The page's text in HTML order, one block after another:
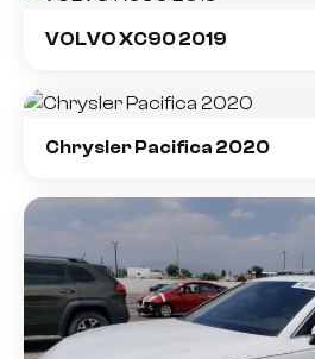
VOLVO XC90 2019
Chrysler Pacifica 2020